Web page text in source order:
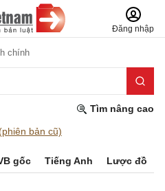
Đăng nhập
chính
Tìm nâng cao
bản cũ)
gốc Tiếng Anh Lược đồ